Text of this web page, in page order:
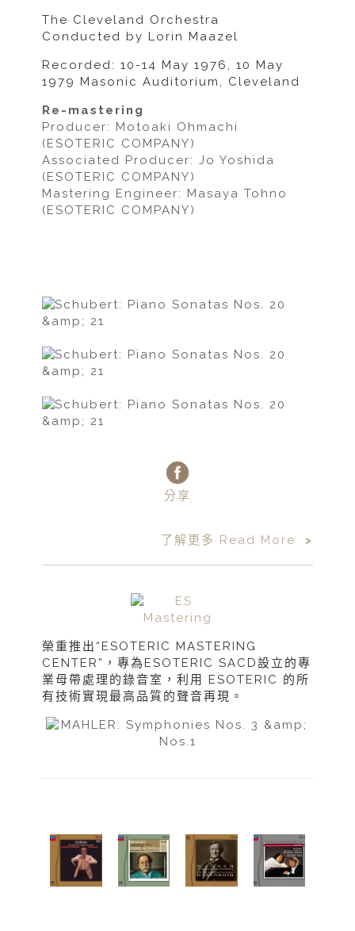
The Cleveland Orchestra
Conducted by Lorin Maazel
Recorded: 10-14 May 1976, 10 May
1979 Masonic Auditorium, Cleveland
Re-mastering
Producer: Motoaki Ohmachi
(ESOTERIC COMPANY)
Associated Producer: Jo Yoshida
(ESOTERIC COMPANY)
Mastering Engineer: Masaya Tohno
(ESOTERIC COMPANY)
分享
了解更多 Read More >
榮重推出“ESOTERIC MASTERING
CENTER”，專為ESOTERIC SACD設立的專
業母帶處理的錄音室，利用 ESOTERIC 的所
有技術實現最高品質的聲音再現。